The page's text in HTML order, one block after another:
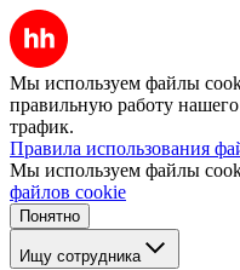
Мы используем файлы
правильную работу нашего
трафик.
Правила использования
Мы используем файлы
файлов cookie
Понятно
Ищу сотрудника